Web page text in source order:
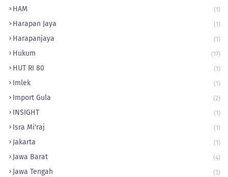
HAM (1)
Harapan Jaya (1)
Harapanjaya (1)
Hukum (17)
HUT RI 80 (1)
Imlek (1)
Import Gula (2)
INSIGHT (1)
Isra Mi'raj (1)
Jakarta (1)
Jawa Barat (4)
Jawa Tengah (3)